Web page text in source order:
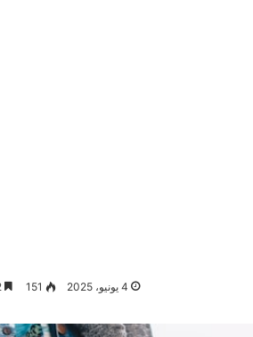
4 يونيو، 2025 151 2 دقائق